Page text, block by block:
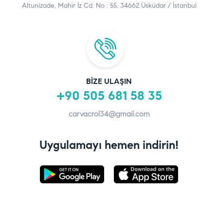
Altunizade, Mahir İz Cd. No : 55, 34662 Üsküdar / İstanbul
BIZE ULAŞIN
+90 505 681 58 35
carvacrol34@gmail.com
Uygulamayı hemen indirin!